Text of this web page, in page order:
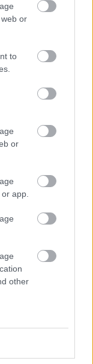
or
to
or
app.
other
περίπου 3,5